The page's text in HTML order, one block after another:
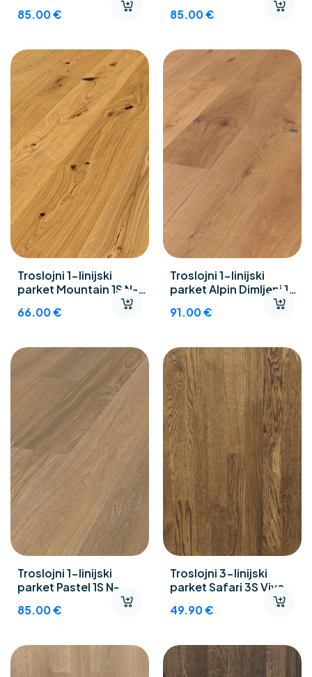
85.00€ 85.00€
Troslojni 1-linijski
parket Mountain 1S N-
66.00€
Troslojni 1-linijski
parket Alpin Dimljeni 1S
91.00€
Troslojni 1-linijski
parket Pastel 1S N-
85.00€
Troslojni 3-linijski
parket Safari 3S Viva
49.90€